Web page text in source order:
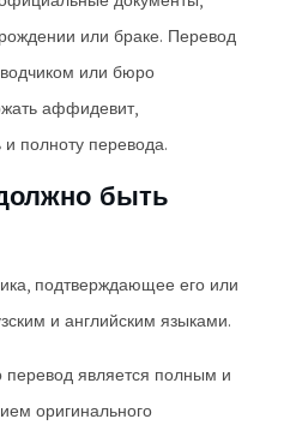
или браке. Перевод
или бюро
аффидевит,
полноту перевода.
быть
подтверждающее его или
и английским языками.
перевод является полным и
оригинального